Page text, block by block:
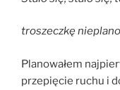
troszeczkę
Planowałem
przepięcie ruchu i